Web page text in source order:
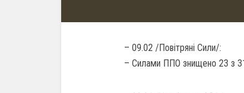
– 09.02 /Повітряні Сили/:
– Силами ППО знищено 23 з